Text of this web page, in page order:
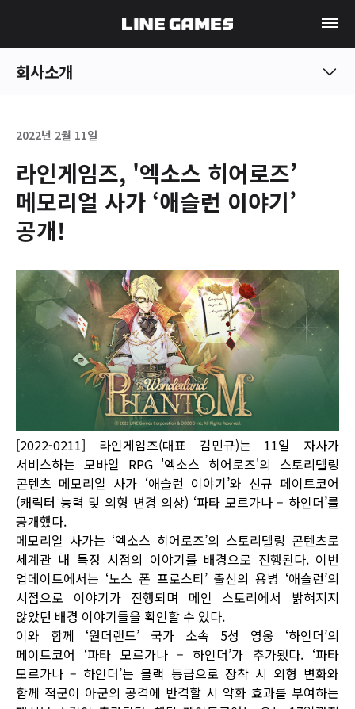
회사소개
2022년 2월 11일
라인게임즈, '엑소스 히어로즈’
메모리얼 사가 ‘애슬런 이야기’
공개!
[2022-0211] 라인게임즈(대표 김민규)는 11일 자사가
서비스하는 모바일 RPG '엑소스 히어로즈'의 스토리텔링
콘텐츠 메모리얼 사가 ‘애슬런 이야기’와 신규 페이트코어
(캐릭터 능력 및 외형 변경 의상) ‘파타 모르가나 – 하인더’를
공개했다.
메모리얼 사가는 ‘엑소스 히어로즈’의 스토리텔링 콘텐츠로
세계관 내 특정 시점의 이야기를 배경으로 진행된다. 이번
업데이트에서는 ‘노스 폰 프로스티’ 출신의 용병 ‘애슬런’의
시점으로 이야기가 진행되며 메인 스토리에서 밝혀지지
않았던 배경 이야기들을 확인할 수 있다.
이와 함께 ‘원더랜드’ 국가 소속 5성 영웅 ‘하인더’의
페이트코어 ‘파타 모르가나 – 하인더’가 추가됐다. ‘파타
모르가나 – 하인더’는 블랙 등급으로 장착 시 외형 변화와
함께 적군이 아군의 공격에 반격할 시 약화 효과를 부여하는